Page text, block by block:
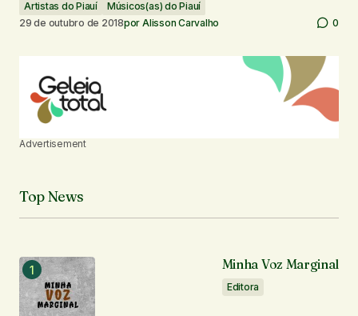
Artistas do Piauí
Músicos(as) do Piauí
29 de outubro de 2018por Alisson Carvalho 0
Advertisement
Top News
Minha Voz Marginal
Editora